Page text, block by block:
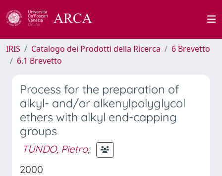
IRIS Catalogo dei Prodotti della Ricerca
6 Brevetto
6.1 Brevetto
Process for the preparation of
alkyl- and/or alkenylpolyglycol
ethers with alkyl end-capping
groups
TUNDO, Pietro;
2000